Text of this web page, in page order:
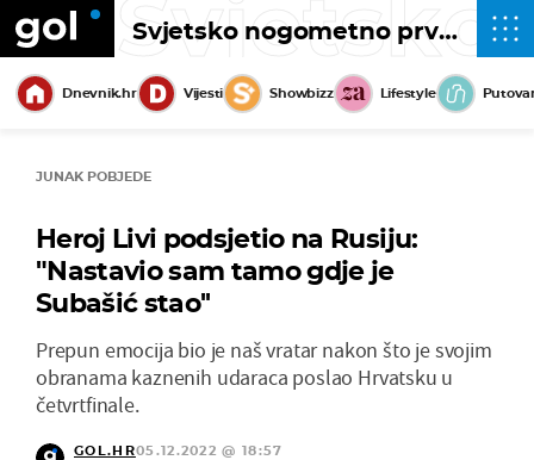
Svjetsko nogometno prvenstvo 2022
Dnevnik.hr Vijesti Showbizz Lifestyle
JUNAK POBJEDE
Heroj Livi podsjetio na Rusiju:
"Nastavio sam tamo gdje je
Subašić stao''
Prepun emocija bio je naš vratar nakon što je svojim
obranama kaznenih udaraca poslao Hrvatsku u
četvrtfinale.
GOL.HR05.12.2022 @ 18:57